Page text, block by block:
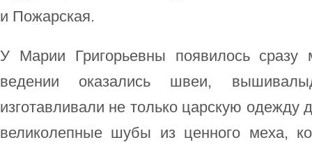
и Пожарская.
У Марии Григорьевны появилось сразу
ведении оказались швеи,
изготавливали не только царскую одежду
великолепные шубы из ценного меха,